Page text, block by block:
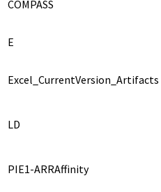
COMPASS
E
Excel_CurrentVersion_Artifacts
LD
PIE1-ARRAffinity